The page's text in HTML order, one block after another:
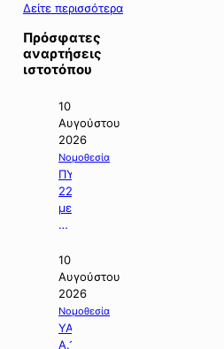
Δείτε περισσότερα
Πρόσφατες
αναρτήσεις
ιστοτόπου
10
Αυγούστου
2026
Νομοθεσία
ΠΥΣ
22/2026
με
θέμα:
της
Εθνικής
Στρατηγικής
για
τα
Ύδατα».
10
Αυγούστου
2026
Νομοθεσία
ΥΑ
Α.1160/2026